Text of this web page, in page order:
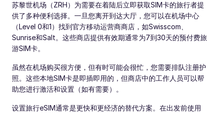
苏黎世机场（ZRH）为需要在着陆后立即获取SIM卡的旅行者提
供了多种便利选择。一旦您离开到达大厅，您可以在机场中心
（Level 0和1）找到官方移动运营商商店，如Swisscom、
Sunrise和Salt。这些商店提供有效期通常为7到30天的预付费旅
游SIM卡。
虽然在机场购买很方便，但有时可能会很忙，您需要排队注册护
照。这些本地SIM卡是即插即用的，但商店中的工作人员可以帮
助您进行激活和设置（如有需要）。
设置旅行eSIM通常是更快和更经济的替代方案。在出发前使用